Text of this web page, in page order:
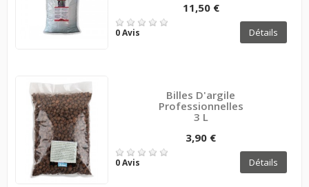
11,50 €
0 Avis Détails
Billes D'argile
Professionnelles
3 L
3,90 €
0 Avis Détails